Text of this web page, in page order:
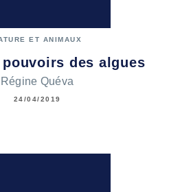
ET ANIMAUX
des algues
Régine Quéva
24/04/2019